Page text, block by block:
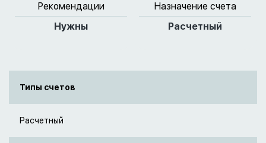
Рекомендации
Нужны
Назначение счета
Расчетный
Типы счетов
Расчетный